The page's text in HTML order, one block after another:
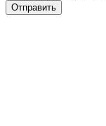
Отправить